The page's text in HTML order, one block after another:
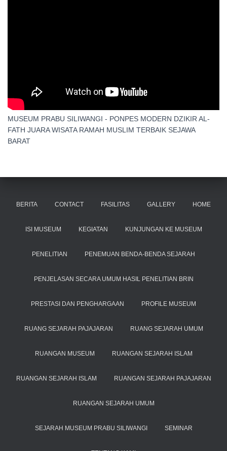
MUSEUM PRABU SILIWANGI - PONPES MODERN DZIKIR AL-
FATH JUARA WISATA RAMAH MUSLIM TERBAIK SEJAWA
BARAT
BERITA CONTACT FASILITAS GALLERY HOME
ISI MUSEUM KEGIATAN KUNJUNGAN KE MUSEUM
PENELITIAN PENEMUAN BENDA-BENDA SEJARAH
PENJELASAN SECARA UMUM HASIL PENELITIAN BRIN
PRESTASI DAN PENGHARGAAN PROFILE MUSEUM
RUANG SEJARAH PAJAJARAN RUANG SEJARAH UMUM
RUANGAN MUSEUM RUANGAN SEJARAH ISLAM
RUANGAN SEJARAH ISLAM RUANGAN SEJARAH PAJAJARAN
RUANGAN SEJARAH UMUM
SEJARAH MUSEUM PRABU SILIWANGI SEMINAR